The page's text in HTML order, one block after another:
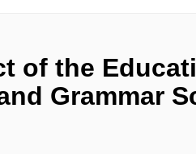
of the
Grammar